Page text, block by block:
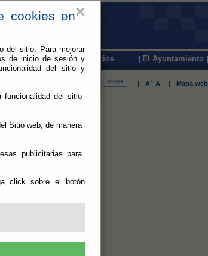
×
cookies en
del sitio. Para mejorar
de inicio de sesión y
del sitio y
funcionalidad del sitio
Sitio web, de manera
publicitarias para
click sobre el botón
Berja Servicios El Ayuntamiento
| A+ A- | Mapa web
los retos
La cita tendrá lugar
nuevas estrategias
tecnológica” a través de